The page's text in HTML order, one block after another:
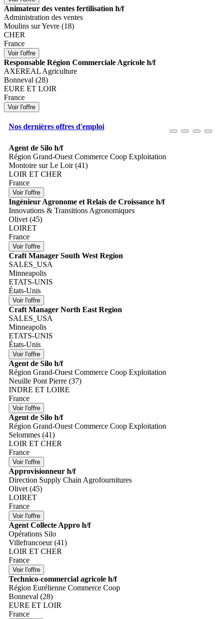
Animateur des ventes fertilisation h/f
Administration des ventes
Moulins sur Yevre (18)
CHER
France
Responsable Région Commerciale Agricole h/f
AXEREAL Agriculture
Bonneval (28)
EURE ET LOIR
France
Nos dernières offres d'emploi
Agent de Silo h/f
Région Grand-Ouest Commerce Coop Exploitation
Montoire sur Le Loir (41)
LOIR ET CHER
France
Ingénieur Agronome et Relais de Croissance h/f
Innovations & Transitions Agronomiques
Olivet (45)
LOIRET
France
Craft Manager South West Region
SALES_USA
Minneapolis
ETATS-UNIS
États-Unis
Craft Manager North East Region
SALES_USA
Minneapolis
ETATS-UNIS
États-Unis
Agent de Silo h/f
Région Grand-Ouest Commerce Coop Exploitation
Neuille Pont Pierre (37)
INDRE ET LOIRE
France
Agent de Silo h/f
Région Grand-Ouest Commerce Coop Exploitation
Selommes (41)
LOIR ET CHER
France
Approvisionneur h/f
Direction Supply Chain Agrofournitures
Olivet (45)
LOIRET
France
Agent Collecte Appro h/f
Opérations Silo
Villefrancoeur (41)
LOIR ET CHER
France
Technico-commercial agricole h/f
Région Eurélienne Commerce Coop
Bonneval (28)
EURE ET LOIR
France